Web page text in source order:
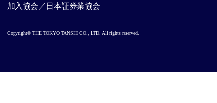
加入協会／日本証券業協会
Copyright© THE TOKYO TANSHI CO., LTD. All rights reserved.